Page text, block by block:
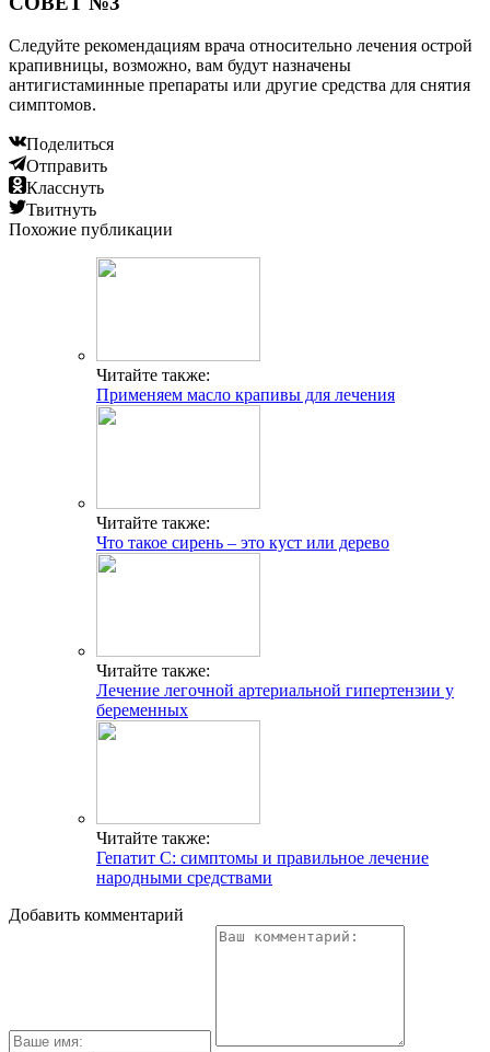
Следуйте рекомендациям врача относительно лечения острой
крапивницы, возможно, вам будут назначены
антигистаминные препараты или другие средства для снятия
симптомов.
Поделиться
Отправить
Класснуть
Твитнуть
Похожие публикации
Читайте также:
Применяем масло крапивы для лечения
Читайте также:
Что такое сирень – это куст или дерево
Читайте также:
Лечение легочной артериальной гипертензии у
беременных
Читайте также:
Гепатит С: симптомы и правильное лечение
народными средствами
Добавить комментарий